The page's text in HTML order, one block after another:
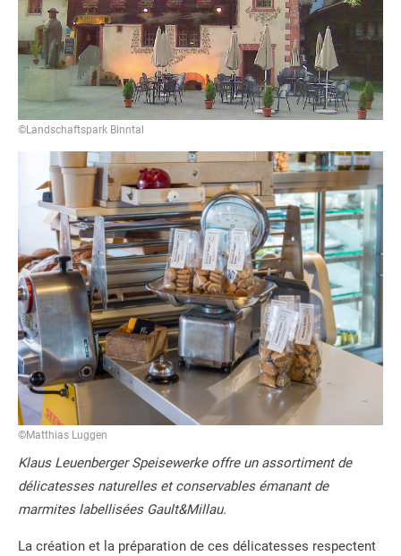
©Landschaftspark Binntal
©Matthias Luggen
Klaus Leuenberger Speisewerke offre un assortiment de
délicatesses naturelles et conservables émanant de
marmites labellisées Gault&Millau.
La création et la préparation de ces délicatesses respectent